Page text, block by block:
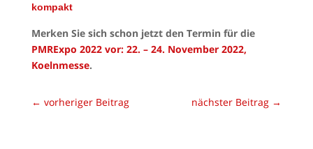
kompakt
Merken Sie sich schon jetzt den Termin für die
PMRExpo 2022 vor: 22. – 24. November 2022,
Koelnmesse.
← vorheriger Beitrag nächster Beitrag →